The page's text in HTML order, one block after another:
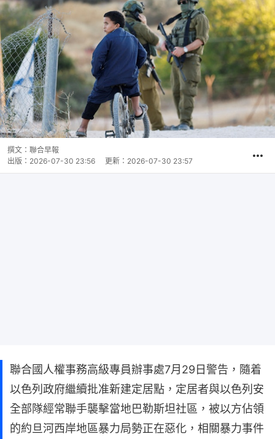
撰文： 聯合早報
出版： 2026-07-30 23:56 更新： 2026-07-30 23:57
聯合國人權事務高級專員辦事處7月29日警告，隨着
以色列政府繼續批准新建定居點，定居者與以色列安
全部隊經常聯手襲擊當地巴勒斯坦社區，被以方佔領
的約旦河西岸地區暴力局勢正在惡化，相關暴力事件